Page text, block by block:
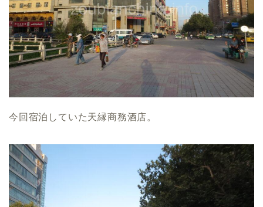
今回宿泊していた天縁商務酒店。